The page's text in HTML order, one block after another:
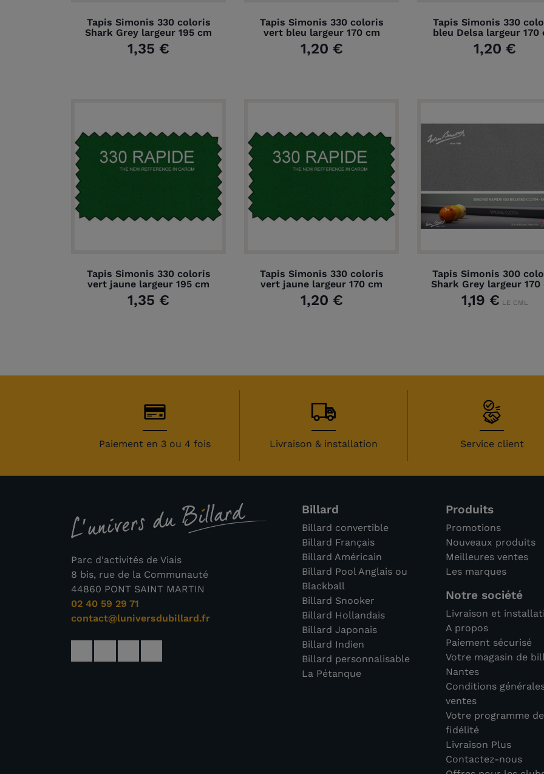
Tapis Simonis 330 coloris
Shark Grey largeur 195 cm
1,35 €
Tapis Simonis 330 coloris
vert bleu largeur 170 cm
1,20 €
Tapis Simonis 330
bleu Delsa largeur 170
1,20 €
Tapis Simonis 330 coloris
vert jaune largeur 195 cm
1,35 €
Tapis Simonis 330 coloris
vert jaune largeur 170 cm
1,20 €
Tapis Simonis 300
Shark Grey largeur 170
1,19 € LE CML
Paiement en 3 ou 4 fois Livraison & installation Service client
Parc d'activités de Viais
8 bis, rue de la Communauté
44860 PONT SAINT MARTIN
02 40 59 29 71
contact@luniversdubillard.fr
Billard
Billard convertible
Billard Français
Billard Américain
Billard Pool Anglais ou
Blackball
Billard Snooker
Billard Hollandais
Billard Japonais
Billard Indien
Billard personnalisable
La Pétanque
Produits
Promotions
Nouveaux produits
Meilleures ventes
Les marques
Notre société
Livraison et
A propos
Paiement sécurisé
Votre magasin de
Nantes
Conditions
ventes
Votre programme de
fidélité
Livraison Plus
Contactez-nous